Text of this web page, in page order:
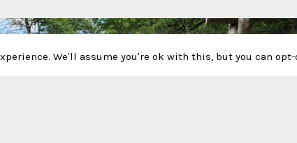
We'll assume you're ok with this, but you can